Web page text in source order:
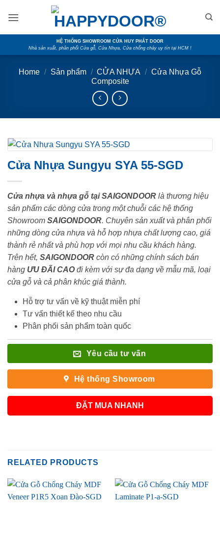
HỆ THỐNG SHOWROOM CỬA HUY PHÁT DOOR
Nhà sản xuất, phân phối Cửa gỗ, Cửa Nhựa, Cửa chống cháy uy tín tại HCM !
Home / Sản phẩm / CỬA NHỰA / Cửa Nhựa Gỗ
Composite
Cửa Nhựa Sungyu SYA 55-SGD
Cửa nhựa và nhựa gỗ tại SAIGONDOOR là thương hiệu
sản phẩm các dòng cửa trong một chuỗi các hệ thống
Showroom SAIGONDOOR. Chuyên sản xuất và phân phối
những dòng cửa nhựa và hỗ hợp nhựa chất lượng cao, giá
thành rẻ nhất và phù hợp với mọi nhu cầu khách hàng.
Trên hết, SAIGONDOOR còn có những chính sách bán
hàng ƯU ĐÃI CAOđi kèm với sự đa dạng về mẫu mã, loại
cửa gỗ và cả phân khúc giá thành.
Hỗ trợ tư vấn về kỹ thuật miễn phí
Tư vấn thiết kế theo nhu cầu
Phân phối sản phẩm toàn quốc
Yêu cầu tư vấn
Hệ thống Showroom
ĐẶT MUA NHANH
RELATED PRODUCTS